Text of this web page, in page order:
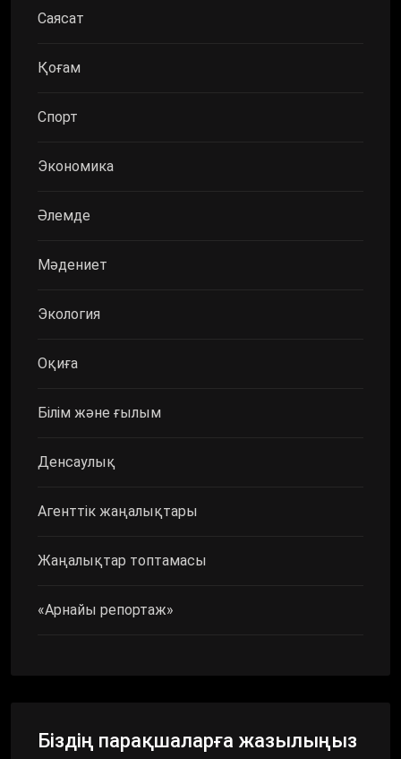
Саясат
Қоғам
Спорт
Экономика
Әлемде
Мәдениет
Экология
Оқиға
Білім және ғылым
Денсаулық
Агенттік жаңалықтары
Жаңалықтар топтамасы
«Арнайы репортаж»
Біздің парақшаларға жазылыңыз